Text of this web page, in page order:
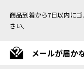
商品到着から7日以内に
さい。
メールが届か